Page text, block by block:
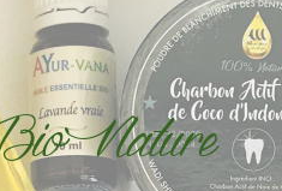
Nature